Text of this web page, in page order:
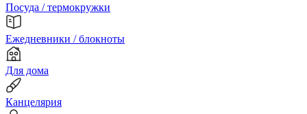
Посуда / термокружки
Ежедневники / блокноты
Для дома
Канцелярия